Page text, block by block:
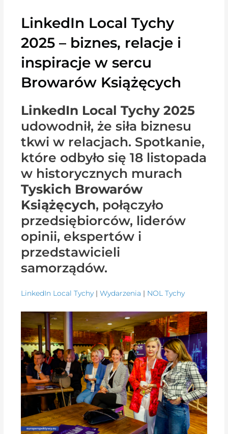
LinkedIn Local Tychy
2025 – biznes, relacje i
inspiracje w sercu
Browarów Książęcych
LinkedIn Local Tychy 2025
udowodnił, że siła biznesu
tkwi w relacjach. Spotkanie,
które odbyło się 18 listopada
w historycznych murach
Tyskich Browarów
Książęcych, połączyło
przedsiębiorców, liderów
opinii, ekspertów i
przedstawicieli
samorządów.
LinkedIn Local Tychy |Wydarzenia | NOL Tychy